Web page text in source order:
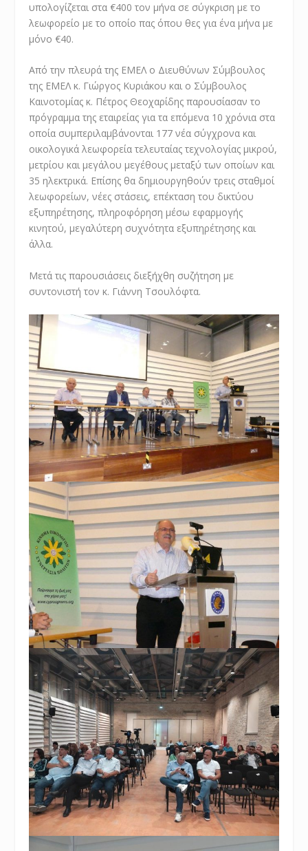
υπολογίζεται στα €400 τον μήνα σε σύγκριση με το
λεωφορείο με το οποίο πας όπου θες για ένα μήνα με
μόνο €40.
Από την πλευρά της ΕΜΕΛ ο Διευθύνων Σύμβουλος
της ΕΜΕΛ κ. Γιώργος Κυριάκου και ο Σύμβουλος
Καινοτομίας κ. Πέτρος Θεοχαρίδης παρουσίασαν το
πρόγραμμα της εταιρείας για τα επόμενα 10 χρόνια στα
οποία συμπεριλαμβάνονται 177 νέα σύγχρονα και
οικολογικά λεωφορεία τελευταίας τεχνολογίας μικρού,
μετρίου και μεγάλου μεγέθους μεταξύ των οποίων και
35 ηλεκτρικά. Επίσης θα δημιουργηθούν τρεις σταθμοί
λεωφορείων, νέες στάσεις, επέκταση του δικτύου
εξυπηρέτησης, πληροφόρηση μέσω εφαρμογής
κινητού, μεγαλύτερη συχνότητα εξυπηρέτησης και
άλλα.
Μετά τις παρουσιάσεις διεξήχθη συζήτηση με
συντονιστή τον κ. Γιάννη Τσουλόφτα.